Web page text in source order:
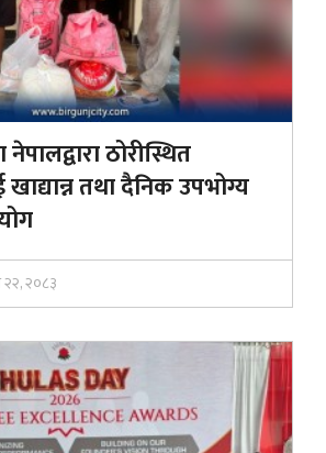
ठोरीस्थित
खाद्यान्न तथा दैनिक उपभोग्य
२२, २०८३